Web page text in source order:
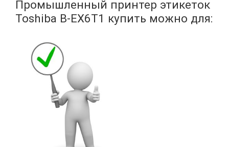
Промышленный принтер этикеток
Toshiba B-EX6T1 купить можно для: